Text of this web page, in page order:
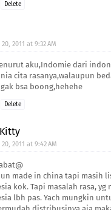
Delete
2011 at 9:32 AM
aku,Indomie dari
cita rasanya,walaupun
bsa boong,hehehe
Delete
2011 at 9:42 AM
made in china tapi masih
kok. Tapi masalah rasa, yg
lbh pas. Yach mungkin